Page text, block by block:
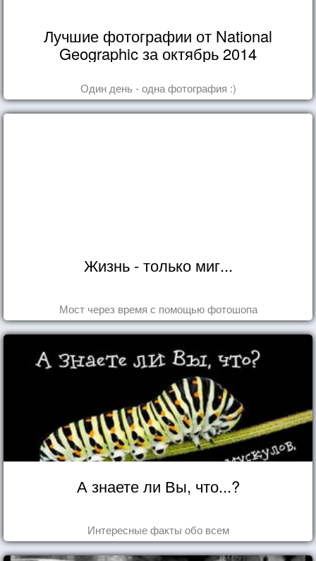
Лучшие фотографии от National
Geographic за октябрь 2014
Один день - одна фотография :)
Жизнь - только миг...
Мост через время с помощью фотошопа
А знаете ли Вы, что...?
Интересные факты обо всем